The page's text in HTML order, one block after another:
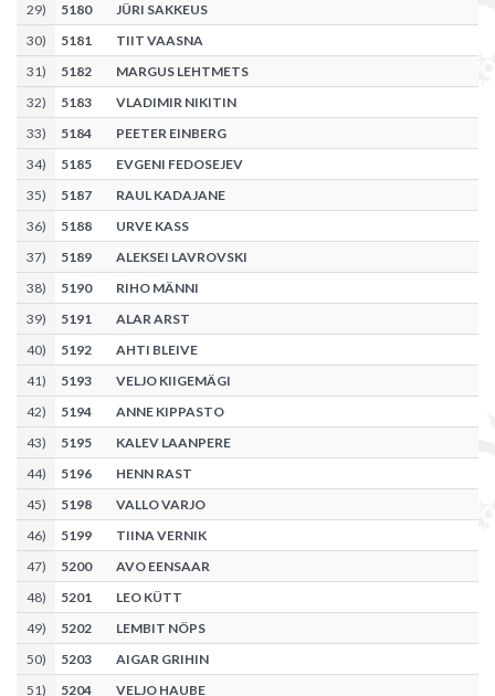
29) 5180
JÜRI SAKKEUS
30) 5181
TIIT VAASNA
31) 5182
MARGUS LEHTMETS
32) 5183
VLADIMIR NIKITIN
33) 5184
PEETER EINBERG
34) 5185
EVGENI FEDOSEJEV
35) 5187
RAUL KADAJANE
36) 5188
URVE KASS
37) 5189
ALEKSEI LAVROVSKI
38) 5190
RIHO MÄNNI
39) 5191
ALAR ARST
40) 5192
AHTI BLEIVE
41) 5193
VELJO KIIGEMÄGI
42) 5194
ANNE KIPPASTO
43) 5195
KALEV LAANPERE
44) 5196
HENN RAST
45) 5198
VALLO VARJO
46) 5199
TIINA VERNIK
47) 5200
AVO EENSAAR
48) 5201
LEO KÜTT
49) 5202
LEMBIT NÖPS
50) 5203
AIGAR GRIHIN
51) 5204
VELJO HAUBE